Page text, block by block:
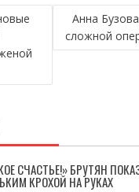
Анна
сложной
СЧАСТЬЕ!» БРУТЯН
КРОХОЙ НА РУКАХ